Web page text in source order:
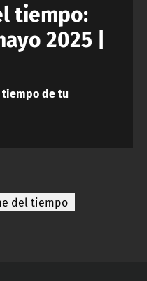
tiempo:
2025 |
de tu
del tiempo